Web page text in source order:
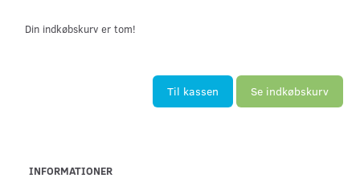
Din indkøbskurv er tom!
Til kassen Se indkøbskurv
INFORMATIONER